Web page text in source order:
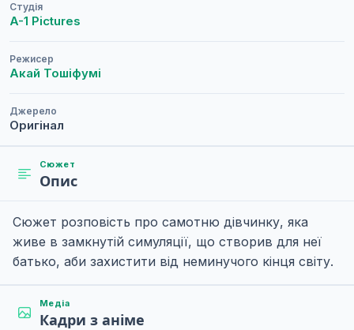
Студія
A-1 Pictures
Режисер
Акай Тошіфумі
Джерело
Оригінал
Сюжет
Опис
Сюжет розповість про самотню дівчинку, яка
живе в замкнутій симуляції, що створив для неї
батько, аби захистити від неминучого кінця світу.
Медіа
Кадри з аніме